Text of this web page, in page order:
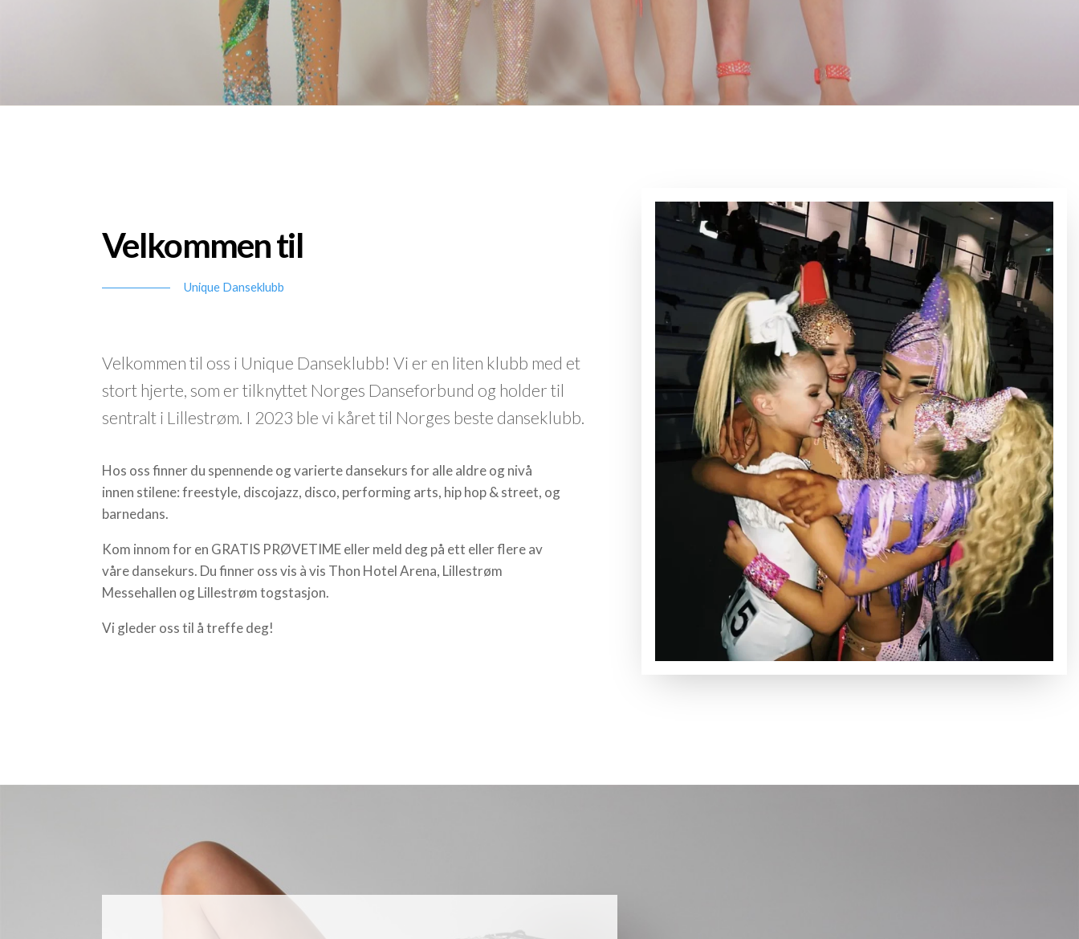
Velkommen til
Unique Danseklubb
Velkommen til oss i Unique Danseklubb! Vi er en liten klubb med et
stort hjerte, som er tilknyttet Norges Danseforbund og holder til
sentralt i Lillestrøm. I 2023 ble vi kåret til Norges beste danseklubb.
Hos oss finner du spennende og varierte dansekurs for alle aldre og nivå
innen stilene: freestyle, discojazz, disco, performing arts, hip hop & street, og
barnedans.
Kom innom for en GRATIS PRØVETIME eller meld deg på ett eller flere av
våre dansekurs. Du finner oss vis à vis Thon Hotel Arena, Lillestrøm
Messehallen og Lillestrøm togstasjon.
Vi gleder oss til å treffe deg!